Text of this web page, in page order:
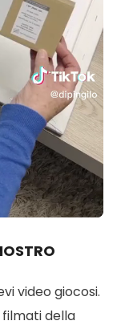
video giocosi.
della